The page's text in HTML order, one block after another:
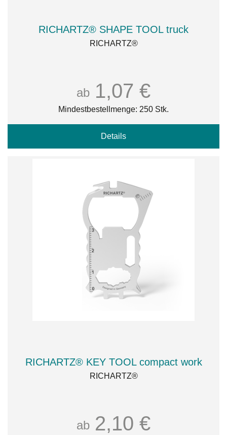
RICHARTZ® SHAPE TOOL truck
RICHARTZ®
ab 1,07 €
Mindestbestellmenge: 250 Stk.
Details
RICHARTZ® KEY TOOL compact work
RICHARTZ®
ab 2,10 €